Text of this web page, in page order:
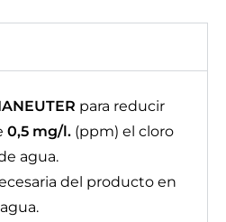
para reducir
0,5 mg/l. (ppm) el cloro
agua.
del producto en